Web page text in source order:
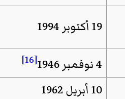
19 أكتوبر 1994
4 نوفمبر 1946 [16]
10 أبريل 1962